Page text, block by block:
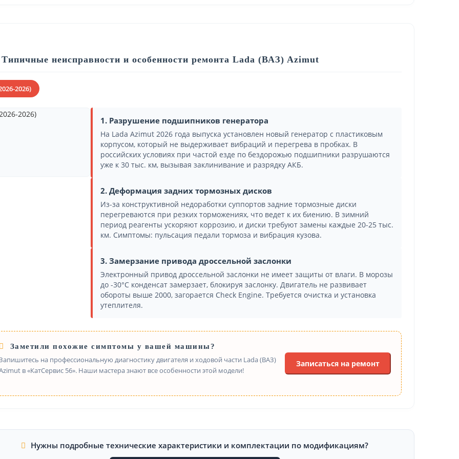
неисправности и особенности ремонта Lada (ВАЗ) Azimut
2026)
1. Разрушение подшипников генератора
На Lada Azimut 2026 года выпуска установлен новый генератор с пластиковым
корпусом, который не выдерживает вибраций и перегрева в пробках. В
российских условиях при частой езде по бездорожью подшипники разрушаются
уже к 30 тыс. км, вызывая заклинивание и разрядку АКБ.
2. Деформация задних тормозных дисков
Из-за конструктивной недоработки суппортов задние тормозные диски
перегреваются при резких торможениях, что ведет к их биению. В зимний
период реагенты ускоряют коррозию, и диски требуют замены каждые 20-25 тыс.
км. Симптомы: пульсация педали тормоза и вибрация кузова.
3. Замерзание привода дроссельной заслонки
Электронный привод дроссельной заслонки не имеет защиты от влаги. В морозы
до -30°C конденсат замерзает, блокируя заслонку. Двигатель не развивает
обороты выше 2000, загорается Check Engine. Требуется очистка и установка
утеплителя.
Заметили похожие симптомы у вашей машины?
на профессиональную диагностику двигателя и ходовой части Lada (ВАЗ)
в «КатСервис 56». Наши мастера знают все особенности этой модели!
Записаться на ремонт
Нужны подробные технические характеристики и комплектации по модификациям?